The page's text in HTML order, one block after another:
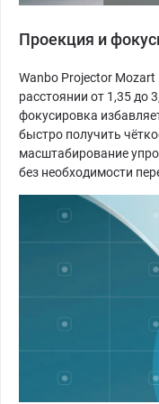
Проекция и
Wanbo Projector Mozart
расстоянии от 1,35 до
фокусировка
быстро получить
масштабирование
без необходимости